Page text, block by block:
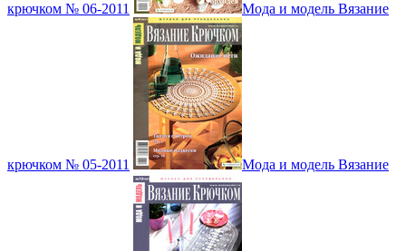
крючком № 06-2011 Мода и модель Вязание
крючком № 05-2011 Мода и модель Вязание